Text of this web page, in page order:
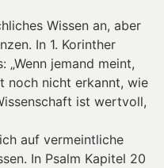
Wissen an, aber
In 1. Korinther
„Wenn jemand meint,
noch nicht erkannt, wie
ist wertvoll,
auf vermeintliche
In Psalm Kapitel 20